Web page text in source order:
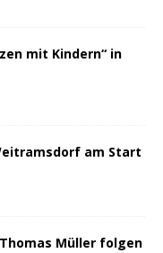
mit Kindern“ in
am Start
Müller folgen